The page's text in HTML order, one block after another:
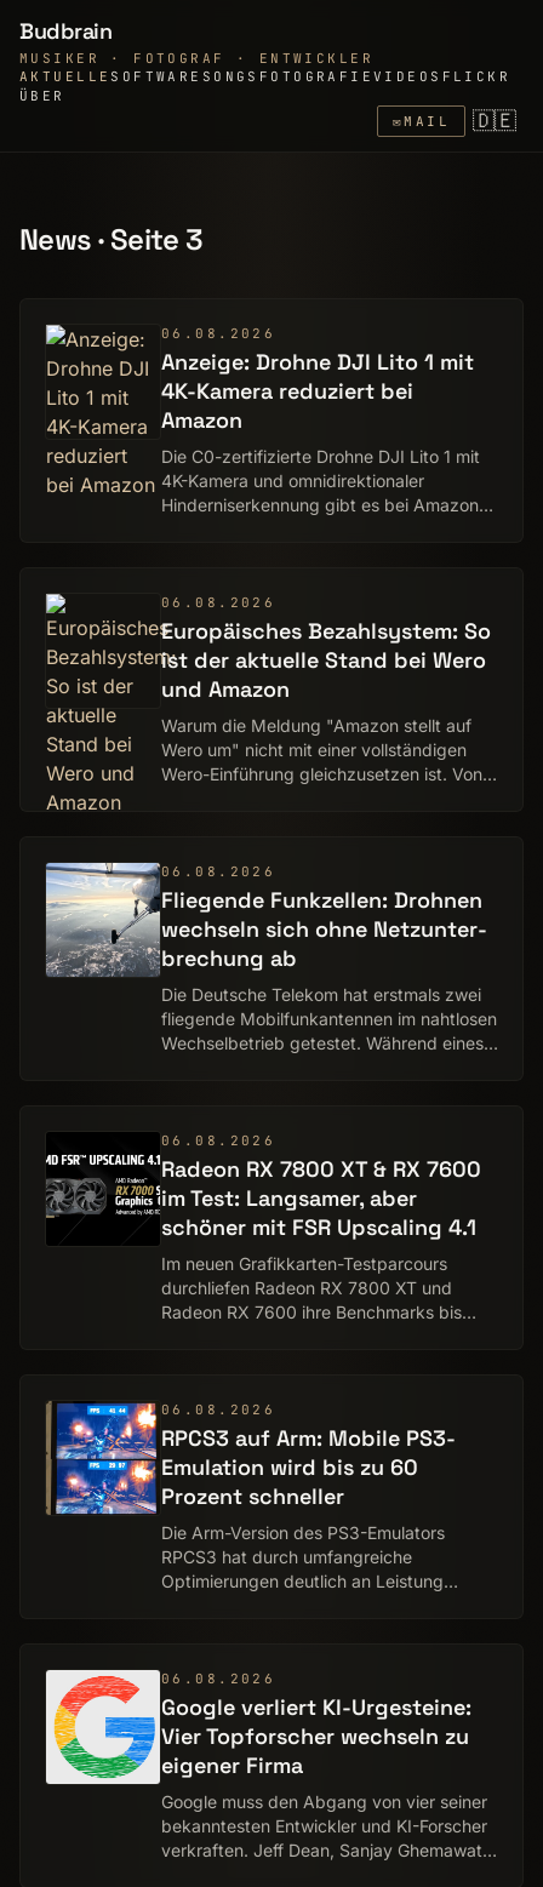
Budbrain
MUSIKER · FOTOGRAF · ENTWICKLER
AKTUELLE SOFTWARE SONGS FOTOGRAFIEVIDEOS FLICKR
ÜBER
✉MAIL 🇩🇪
News · Seite 3
06.08.2026
Anzeige: Drohne DJI Lito 1 mit
4K-Kamera reduziert bei
Amazon
Die C0-zertifizierte Drohne DJI Lito 1 mit
4K-Kamera und omnidirektionaler
Hinderniserkennung gibt es bei Amazon
06.08.2026
Europäisches Bezahlsystem: So
ist der aktuelle Stand bei Wero
und Amazon
Warum die Meldung "Amazon stellt auf
Wero um" nicht mit einer vollständigen
Wero-Einführung gleichzusetzen ist. Von
06.08.2026
Fliegende Funkzellen: Drohnen
wechseln sich ohne Netz­unter­
brechung ab
Die Deutsche Telekom hat erstmals zwei
fliegende Mobilfunkantennen im nahtlosen
Wechselbetrieb getestet. Während eines
06.08.2026
Radeon RX 7800 XT & RX 7600
im Test: Langsamer, aber
schöner mit FSR Upscaling 4.1
Im neuen Grafikkarten-Testparcours
durchliefen Radeon RX 7800 XT und
Radeon RX 7600 ihre Benchmarks bis
06.08.2026
RPCS3 auf Arm: Mobile PS3-
Emulation wird bis zu 60
Prozent schneller
Die Arm-Version des PS3-Emulators
RPCS3 hat durch umfangreiche
Optimierungen deutlich an Leistung
06.08.2026
Google verliert KI-Urgesteine:
Vier Topforscher wechseln zu
eigener Firma
Google muss den Abgang von vier seiner
bekanntesten Entwickler und KI-Forscher
verkraften. Jeff Dean, Sanjay Ghemawat,